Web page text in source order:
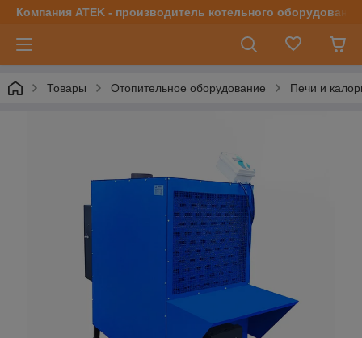
Компания ATEK - производитель котельного оборудования
Товары Отопительное оборудование Печи и